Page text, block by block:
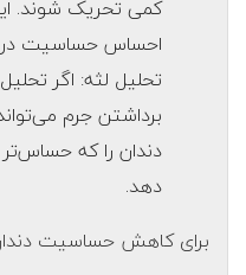
کمی تحریک شوند.
احساس حساسیت در
تحلیل لثه: اگر
برداشتن جرم
دندان را که
دهد.
برای کاهش حساسیت